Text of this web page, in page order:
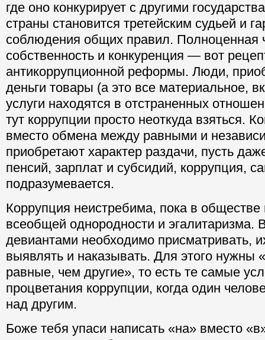
где оно конкурирует с другими
страны становится третейским судьей и
соблюдения общих правил. Полноценная
собственность и конкуренция — вот
антикоррупционной реформы. Люди,
деньги товары (а это все материальное,
услуги находятся в отстраненных
тут коррупции просто неоткуда взяться.
вместо обмена между равными и
приобретают характер раздачи, пусть
пенсий, зарплат и субсидий, коррупция,
подразумевается.
Коррупция неистребима, пока в обществе
всеобщей однородности и эгалитаризма.
девиантами необходимо присматривать,
выявлять и наказывать. Для этого нужны
равные, чем другие», то есть те самые
процветания коррупции, когда один
над другим.
Боже тебя упаси написать «на» вместо